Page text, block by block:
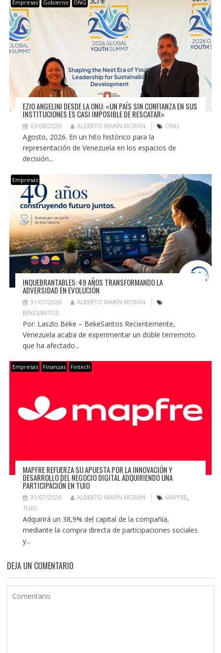
Empresas Gobierno ONG
EZIO ANGELINI DESDE LA ONU: «UN PAÍS SIN CONFIANZA EN SUS
INSTITUCIONES ES CASI IMPOSIBLE DE RESCATAR»
03/08/2026 ALBERTO MARÍN MORÁN ONU
Agosto, 2026. En un hito histórico para la
representación de Venezuela en los espacios de
decisión...
Empresas
INQUEBRANTABLES: 49 AÑOS TRANSFORMANDO LA
ADVERSIDAD EN EVOLUCIÓN
31/07/2026
ALBERTO MARÍN MORÁN
BEKESANTOS
Por: Laszlo Beke – BekeSantos Recientemente,
Venezuela acaba de experimentar un doble terremoto
que ha afectado...
Empresas Finanzas Fintech
MAPFRE REFUERZA SU APUESTA POR LA INNOVACIÓN Y
DESARROLLO DEL NEGOCIO DIGITAL ADQUIRIENDO UNA
PARTICIPACIÓN EN TUIO
31/07/2026 ALBERTO MARÍN MORÁN MAPFRE,
TUIO
Adquirirá un 38,9% del capital de la compañía,
mediante la compra directa de participaciones sociales
y...
DEJA UN COMENTARIO